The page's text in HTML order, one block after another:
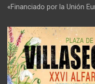
«Financiado por la Unión